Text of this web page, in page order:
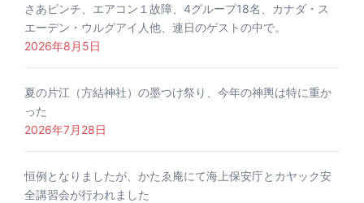
さあピンチ、エアコン１故障、4グループ18名、カナダ・ス
エーデン・ウルグアイ人他、連日のゲストの中で。
2026年8月5日
夏の片江（方結神社）の墨つけ祭り、今年の神輿は特に重か
った
2026年7月28日
恒例となりましたが、かたゑ庵にて海上保安庁とカヤック安
全講習会が行われました